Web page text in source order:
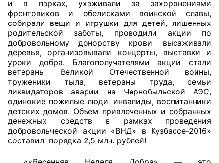
Регламент ОП КО
Кодекс этики ОП КО
Положения
Соглашения
Рекомендации
Порядок работы ЦОН
Аппарат ОП КО
и в парках, ухаживали за захоронениями
фронтовиков и обелисками воинской славы,
собирали вещи и игрушки для детей, лишенных
родительской заботы, проводили акции по
добровольному донорству крови, высаживали
деревья, организовывали концерты, выставки и
уроки добра. Благополучателями акции стали
ветераны Великой Отечественной войны,
труженики тыла, ветераны труда, семьи
ликвидаторов аварии на Чернобыльской АЭС,
одинокие пожилые люди, инвалиды, воспитанники
детских домов. Объем привлеченных и собранных
денежных средств в рамках проведения
добровольческой акции «ВНД» в Кузбассе-2016»
составил порядка 2,5 млн. рублей!